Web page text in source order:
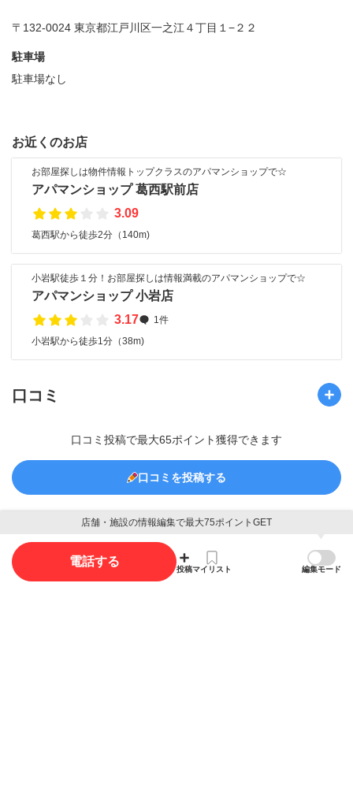
〒132-0024 東京都江戸川区一之江４丁目１−２２
駐車場
駐車場なし
お近くのお店
お部屋探しは物件情報トップクラスのアパマンショップで☆
アパマンショップ 葛西駅前店
3.09
葛西駅から徒歩2分（140m)
小岩駅徒歩１分！お部屋探しは情報満載のアパマンショップで☆
アパマンショップ 小岩店
3.17
1件
小岩駅から徒歩1分（38m)
口コミ
口コミ投稿で最大65ポイント獲得できます
口コミを投稿する
写真
店舗・施設の情報編集で最大75ポイントGET
電話する
投稿マイリスト 編集モード